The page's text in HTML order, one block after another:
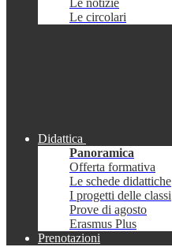
Le notizie
Le circolari
Didattica
Panoramica
Offerta formativa
Le schede didattiche
I progetti delle classi
Prove di agosto
Erasmus Plus
Prenotazioni